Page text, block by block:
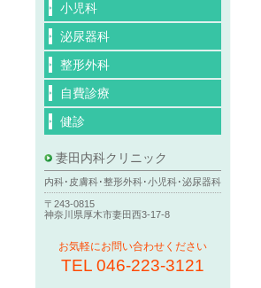
小児科
泌尿器科
整形外科
自費診療
健診
妻田内科クリニック
内科･皮膚科･整形外科･小児科･泌尿器科
〒243-0815
神奈川県厚木市妻田西3-17-8
お気軽にお問い合わせください
TEL 046-223-3121